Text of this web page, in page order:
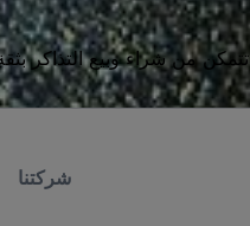
شراء وبيع التذاكر بثقة
شركتنا